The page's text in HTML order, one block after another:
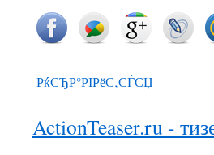
РќСЂР°РІРёС‚СЃСЏ
ActionTeaser.ru -